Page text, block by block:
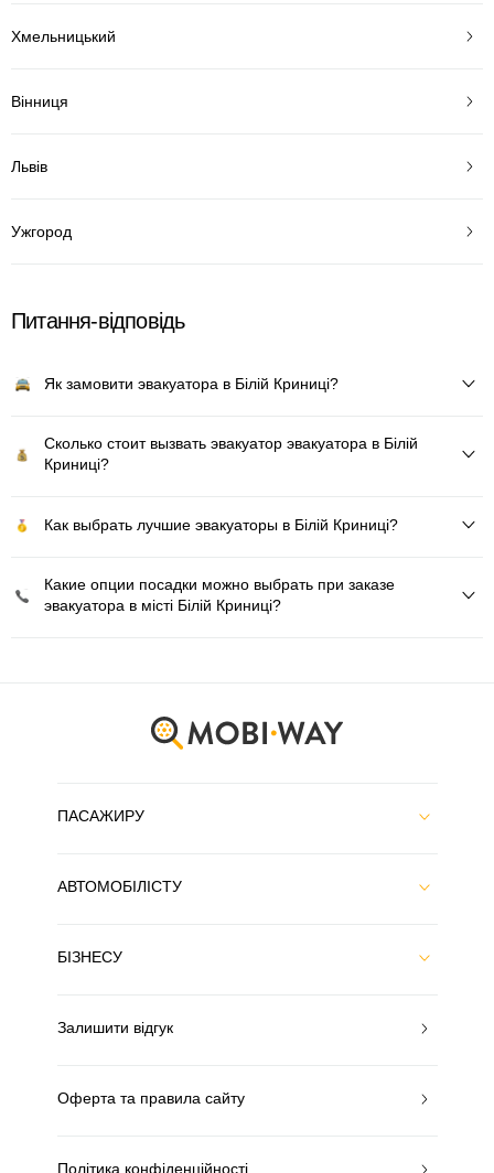
Хмельницький
Вінниця
Львів
Ужгород
Питання-відповідь
Як замовити эвакуатора в Білій Криниці?
Сколько стоит вызвать эвакуатор эвакуатора в Білій
Криниці?
Как выбрать лучшие эвакуаторы в Білій Криниці?
Какие опции посадки можно выбрать при заказе
эвакуатора в місті Білій Криниці?
ПАСАЖИРУ
АВТОМОБІЛІСТУ
БІЗНЕСУ
Залишити відгук
Оферта та правила сайту
Політика конфіденційності